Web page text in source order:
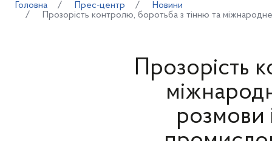
Головна Прес-центр
Новини
Прозорість контролю, боротьба з тінню та
Прозорість
розмови